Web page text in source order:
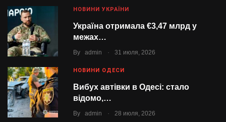
НОВИНИ УКРАЇНИ
Україна отримала €3,47 млрд у
межах…
By admin . 31 июля, 2026
НОВИНИ ОДЕСИ
Вибух автівки в Одесі: стало
відомо,…
By admin . 28 июля, 2026